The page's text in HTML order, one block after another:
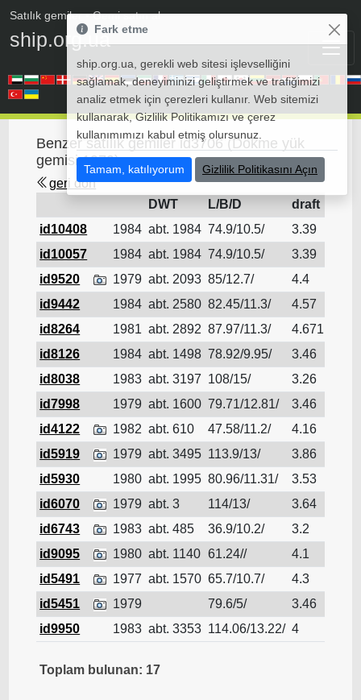
Satılık gemiler• Gemi satın al
ship.org.ua
Benzer satılık gemiler id3706 (Dökme yük
gemisi 1979)
geri dön
DWT
L/B/D
draft
id10408
1984 abt. 1984 74.9/10.5/ 3.39
id10057
1984 abt. 1984 74.9/10.5/ 3.39
id9520
1979 abt. 2093 85/12.7/ 4.4
id9442
1984 abt. 2580 82.45/11.3/ 4.57
id8264
1981 abt. 2892 87.97/11.3/ 4.671
id8126
1984 abt. 1498 78.92/9.95/ 3.46
id8038
1983 abt. 3197 108/15/ 3.26
id7998
1979 abt. 1600 79.71/12.81/ 3.46
id4122
1982 abt. 610 47.58/11.2/ 4.16
id5919
1979 abt. 3495 113.9/13/ 3.86
id5930
1980 abt. 1995 80.96/11.31/ 3.53
id6070
1979 abt. 3 114/13/ 3.64
id6743
1983 abt. 485 36.9/10.2/ 3.2
id9095
1980 abt. 1140 61.24// 4.1
id5491
1977 abt. 1570 65.7/10.7/ 4.3
id5451
1979 79.6/5/ 3.46
id9950
1983 abt. 3353 114.06/13.22/ 4
Toplam bulunan: 17
Fark etme
ship.org.ua, gerekli web sitesi işlevselliğini
sağlamak, deneyiminizi geliştirmek ve trafiğimizi
analiz etmek için çerezleri kullanır. Web sitemizi
kullanarak, Gizlilik Politikamızı ve çerez
kullanımımızı kabul etmiş olursunuz.
Tamam, katılıyorum Gizlilik Politikasını Açın